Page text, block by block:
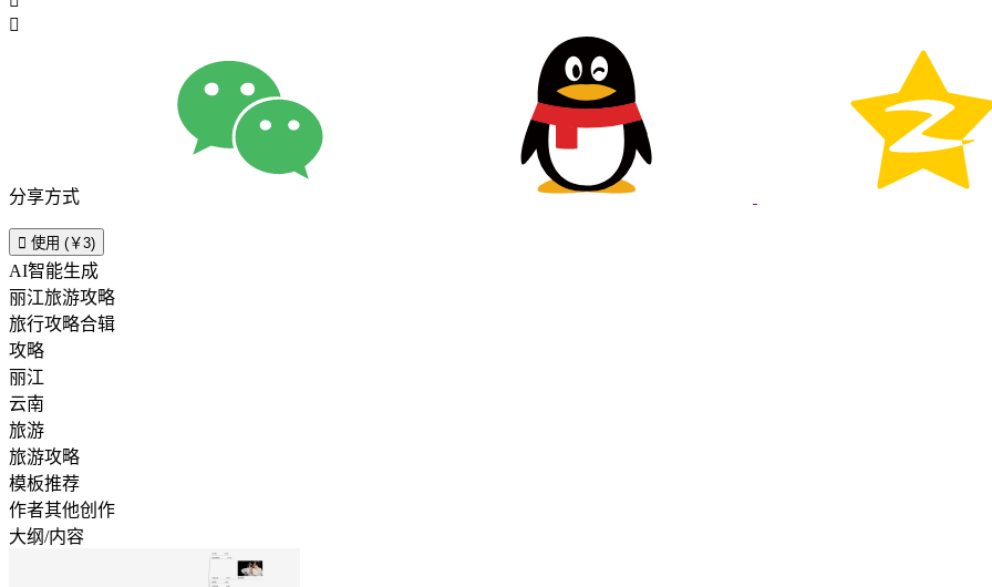

分享方式
 使用 (￥3)
AI智能生成
丽江旅游攻略
旅行攻略合辑
攻略
丽江
云南
旅游
旅游攻略
模板推荐
作者其他创作
大纲/内容